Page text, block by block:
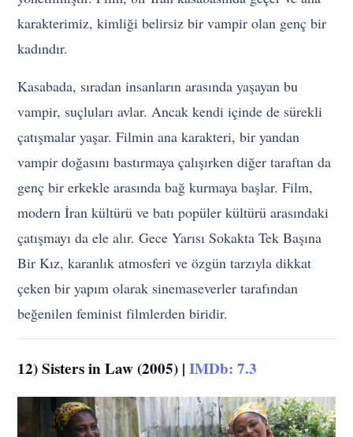
karakterimiz, kimliği belirsiz bir vampir olan genç bir
kadındır.
Kasabada, sıradan insanların arasında yaşayan bu
vampir, suçluları avlar. Ancak kendi içinde de sürekli
çatışmalar yaşar. Filmin ana karakteri, bir yandan
vampir doğasını bastırmaya çalışırken diğer taraftan da
genç bir erkekle arasında bağ kurmaya başlar. Film,
modern İran kültürü ve batı popüler kültürü arasındaki
çatışmayı da ele alır. Gece Yarısı Sokakta Tek Başına
Bir Kız, karanlık atmosferi ve özgün tarzıyla dikkat
çeken bir yapım olarak sinemaseverler tarafından
beğenilen feminist filmlerden biridir.
12) Sisters in Law (2005) |IMDb: 7.3